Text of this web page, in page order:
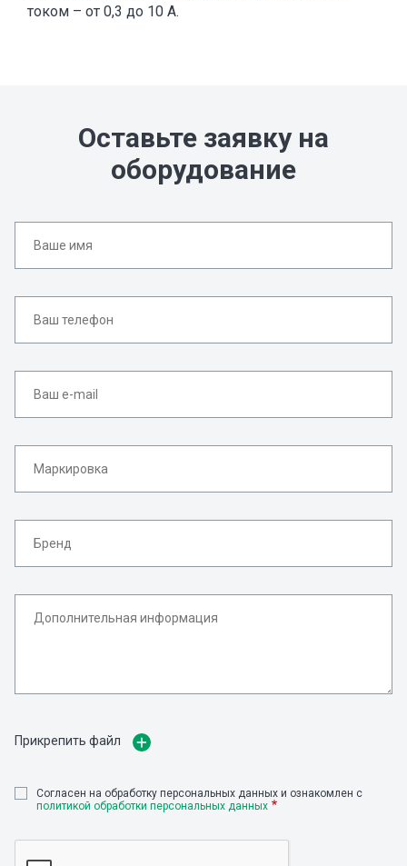
током – от 0,3 до 10 А.
Оставьте заявку на
оборудование
Прикрепить файл
Cогласен на обработку персональных данных и ознакомлен с
политикой обработки персональных данных